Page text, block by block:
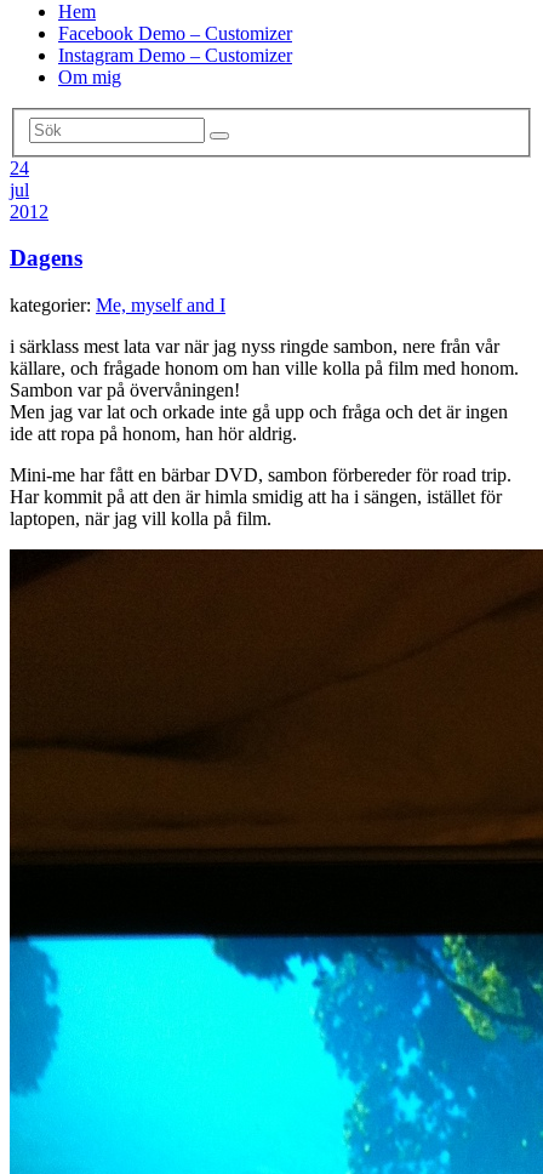
Hem
Facebook Demo – Customizer
Instagram Demo – Customizer
Om mig
24
jul
2012
Dagens
kategorier: Me, myself and I
i särklass mest lata var när jag nyss ringde sambon, nere från vår
källare, och frågade honom om han ville kolla på film med honom.
Sambon var på övervåningen!
Men jag var lat och orkade inte gå upp och fråga och det är ingen
ide att ropa på honom, han hör aldrig.
Mini-me har fått en bärbar DVD, sambon förbereder för road trip.
Har kommit på att den är himla smidig att ha i sängen, istället för
laptopen, när jag vill kolla på film.